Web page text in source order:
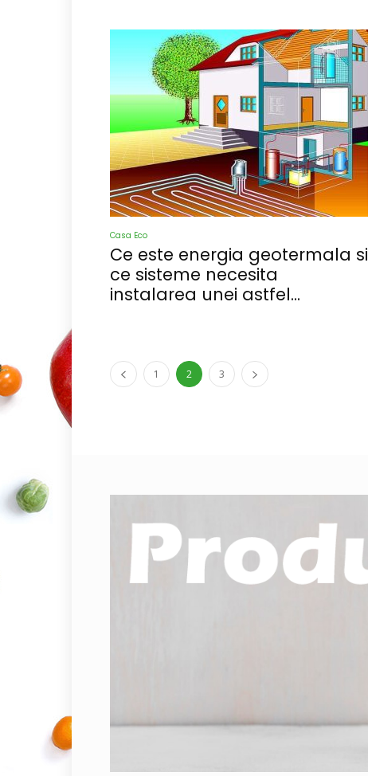
Casa Eco
Ce este energia geotermala si
ce sisteme necesita
instalarea unei astfel...
1 2 3